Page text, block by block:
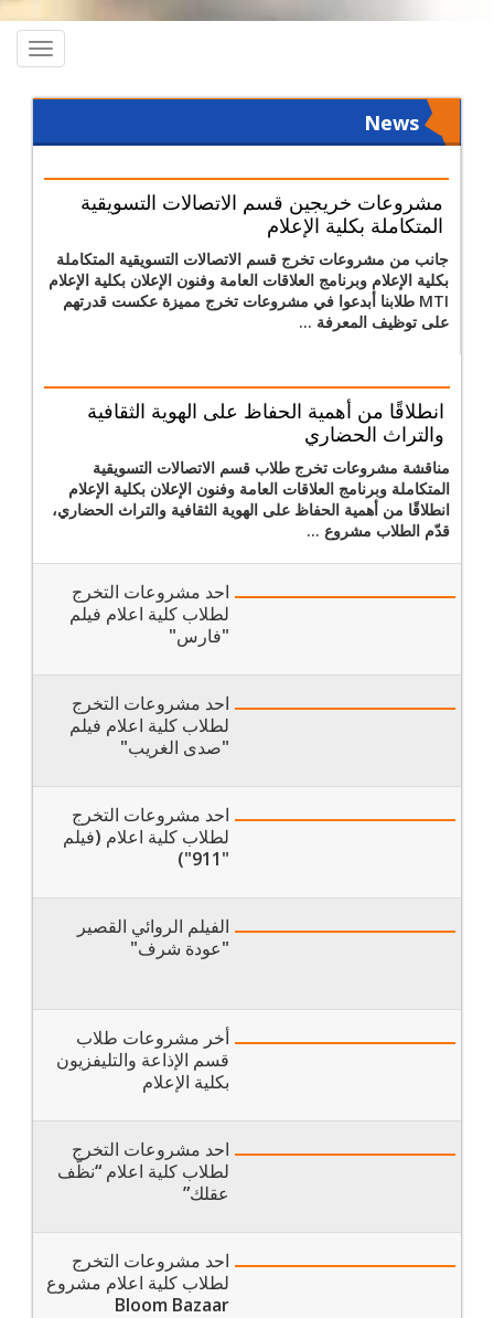
News
مشروعات خريجين قسم الاتصالات التسويقية
المتكاملة بكلية الإعلام
جانب من مشروعات تخرج قسم الاتصالات التسويقية المتكاملة
بكلية الإعلام وبرنامج العلاقات العامة وفنون الإعلان بكلية الإعلام
MTI طلابنا أبدعوا في مشروعات تخرج مميزة عكست قدرتهم
على توظيف المعرفة ...
انطلاقًا من أهمية الحفاظ على الهوية الثقافية
والتراث الحضاري
مناقشة مشروعات تخرج طلاب قسم الاتصالات التسويقية
المتكاملة وبرنامج العلاقات العامة وفنون الإعلان بكلية الإعلام
انطلاقًا من أهمية الحفاظ على الهوية الثقافية والتراث الحضاري،
قدّم الطلاب مشروع ...
احد مشروعات التخرج
لطلاب كلية اعلام فيلم
"فارس"
احد مشروعات التخرج
لطلاب كلية اعلام فيلم
"صدى الغريب"
احد مشروعات التخرج
لطلاب كلية اعلام (فيلم
"911")
الفيلم الروائي القصير
"عودة شرف"
أخر مشروعات طلاب
قسم الإذاعة والتليفزيون
بكلية الإعلام
احد مشروعات التخرج
لطلاب كلية اعلام “نظّف
عقلك”
احد مشروعات التخرج
لطلاب كلية اعلام مشروع
Bloom Bazaar